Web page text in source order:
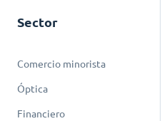
Sector
Comercio minorista
Óptica
Financiero